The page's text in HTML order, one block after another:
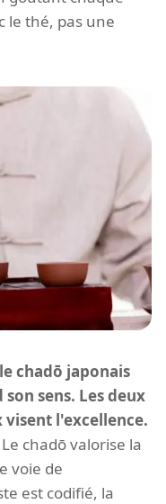
le thé, pas une
chadō japonais
sens. Les deux
visent l'excellence.
Le chadō valorise la
voie de
est codifié, la